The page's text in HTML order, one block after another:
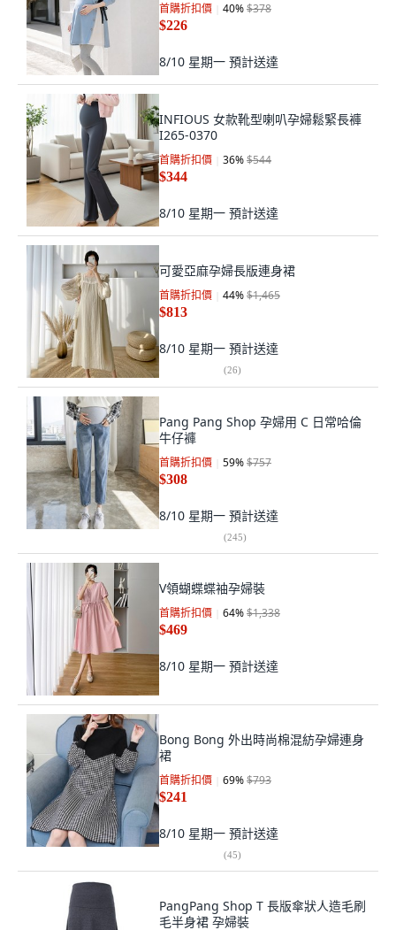
首購折扣價 40%$378
$226
8/10 星期一 預計送達
INFIOUS 女款靴型喇叭孕婦鬆緊長褲
I265-0370
首購折扣價 36%$544
$344
8/10 星期一 預計送達
可愛亞麻孕婦長版連身裙
首購折扣價 44%$1,465
$813
8/10 星期一 預計送達
(26)
Pang Pang Shop 孕婦用 C 日常哈倫
牛仔褲
首購折扣價 59%$757
$308
8/10 星期一 預計送達
(245)
V領蝴蝶蝶袖孕婦裝
首購折扣價 64%$1,338
$469
8/10 星期一 預計送達
Bong Bong 外出時尚棉混紡孕婦連身
裙
首購折扣價 69%$793
$241
8/10 星期一 預計送達
(45)
PangPang Shop T 長版傘狀人造毛刷
毛半身裙 孕婦裝